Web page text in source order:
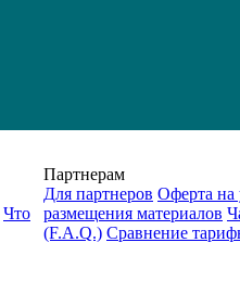
Что
Партнерам
Для партнеров Оферта на
размещения материалов
(F.A.Q.) Cравнение